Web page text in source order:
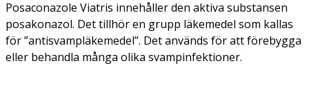
Posaconazole Viatris innehåller den aktiva substansen
posakonazol. Det tillhör en grupp läkemedel som kallas
för ”antisvampläkemedel”. Det används för att förebygga
eller behandla många olika svampinfektioner.